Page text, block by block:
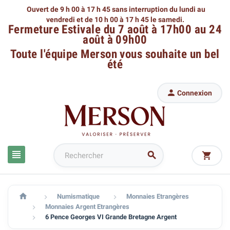
Ouvert de 9 h 00 à 17 h 45 sans interruption du lundi au
vendredi et de 10 h 00 à 17 h 45 le samedi.
Fermeture Estivale du 7 août à 17h00 au 24
août à 09h00
Toute l'équipe Mersonvous souhaite un bel
été
 
 Connexion

  Numismatique  Monnaies Etrangères
 Monnaies Argent Etrangères
 6 Pence Georges VI Grande Bretagne Argent